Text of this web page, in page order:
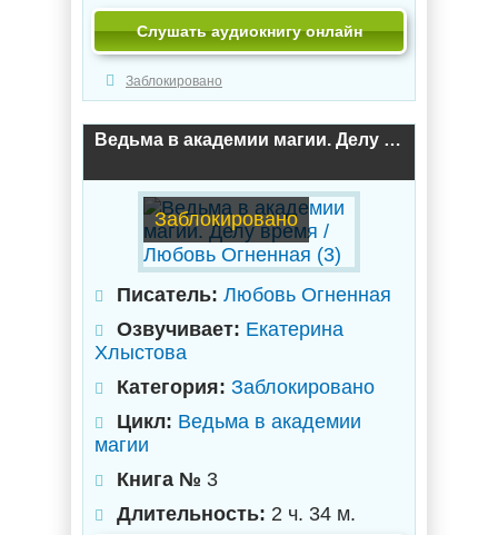
Слушать аудиокнигу онлайн
Заблокировано
Ведьма в академии магии. Делу время / Любовь Огненная (3)
Заблокировано
Писатель: Любовь Огненная
Озвучивает: Екатерина
Хлыстова
Категория: Заблокировано
Цикл: Ведьма в академии
магии
Книга № 3
Длительность: 2 ч. 34 м.